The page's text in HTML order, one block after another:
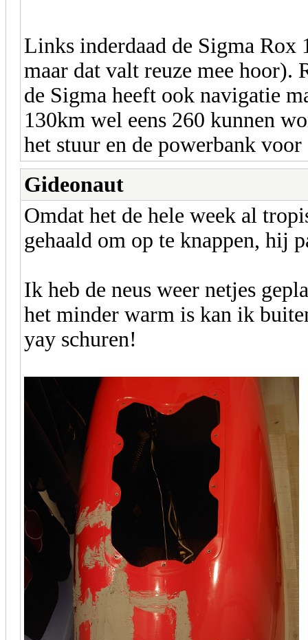
Links inderdaad de Sigma
maar dat valt reuze mee hoor).
de Sigma heeft ook navigatie
130km wel eens 260 kunnen
het stuur en de powerbank
Gideonaut
Omdat het de hele week al
gehaald om op te knappen, hij
Ik heb de neus weer netjes
het minder warm is kan ik
yay schuren!